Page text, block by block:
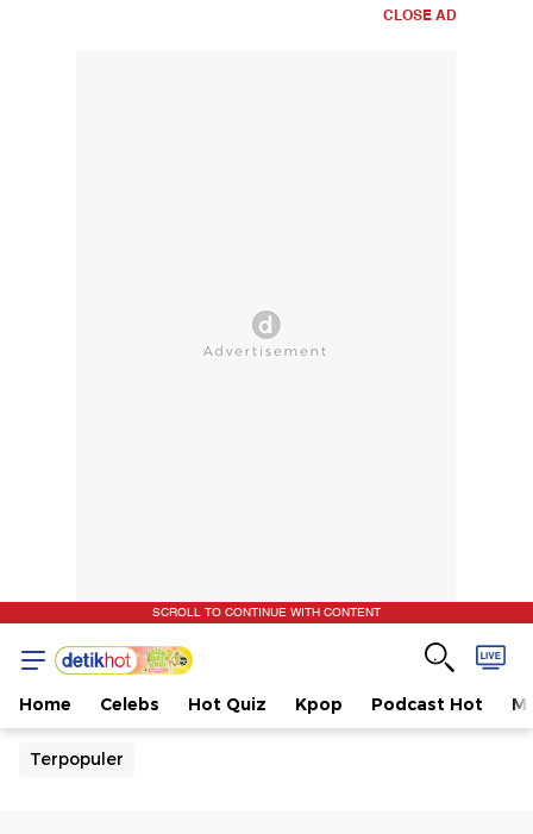
CLOSE AD
SCROLL TO CONTINUE WITH CONTENT
Home Celebs Hot Quiz Kpop Podcast Hot
Terpopuler